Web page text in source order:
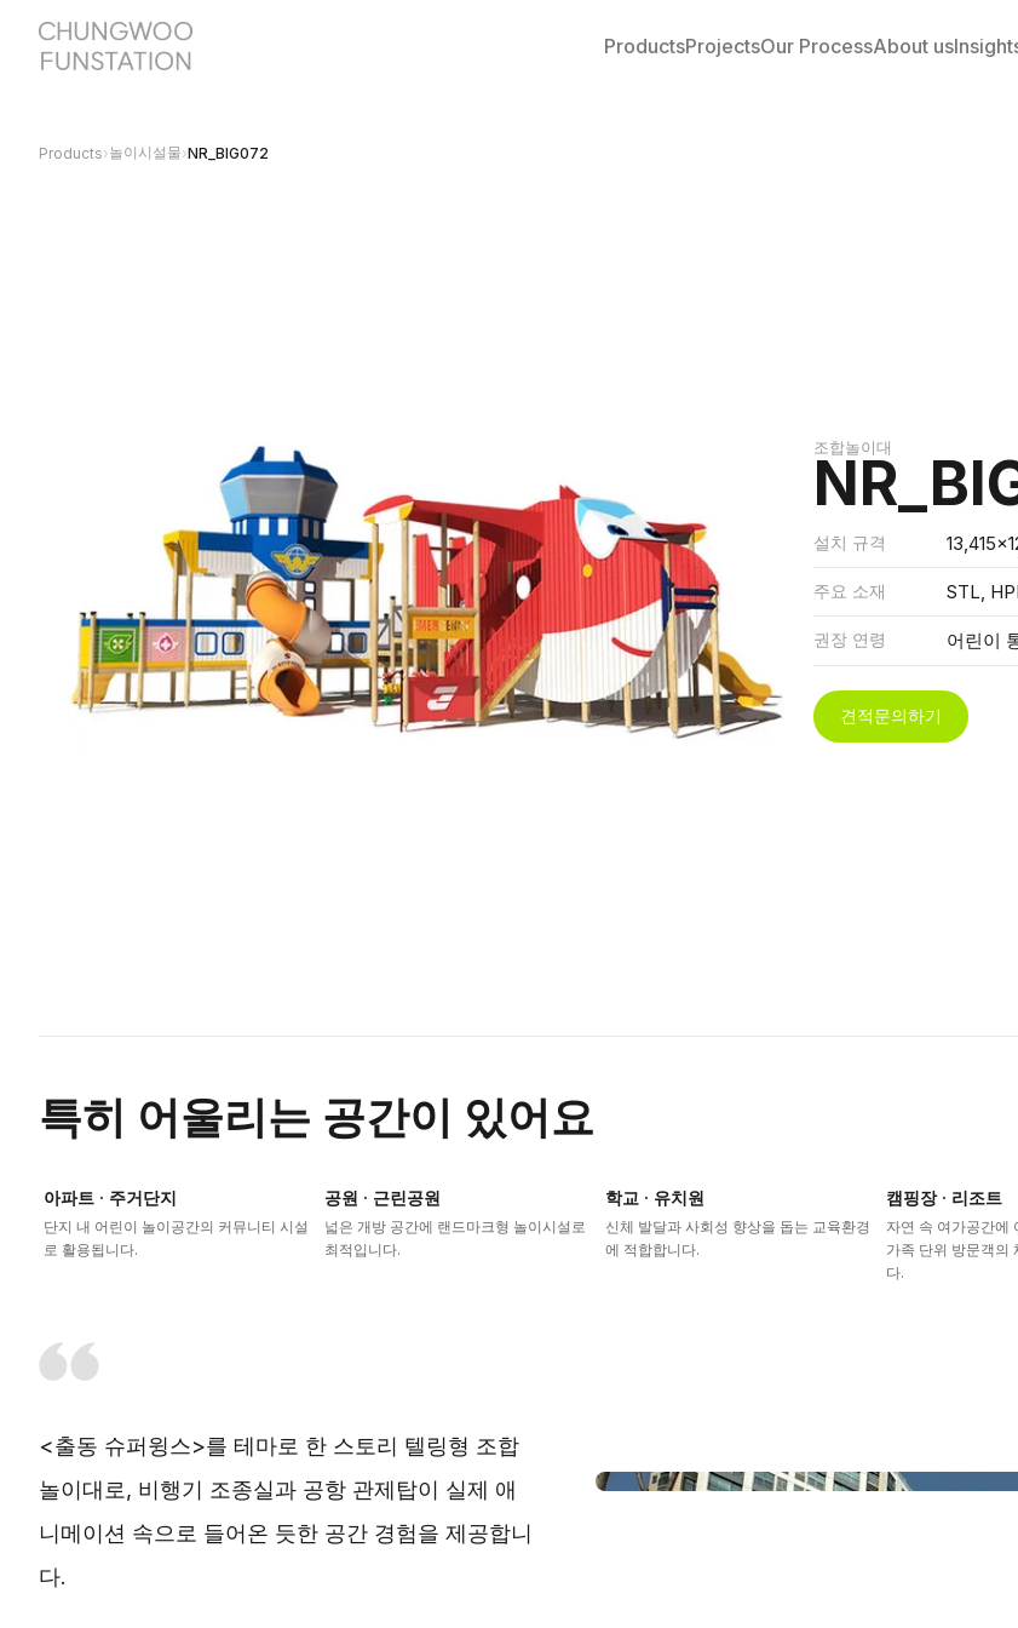
ProductsProjectsOur ProcessAbout us
Products›놀이시설물›NR_BIG072
조합놀이대
설치 규격
주요 소재 STL,
권장 연령 어린이
견적문의하기
특히 어울리는 공간이 있어요
아파트 · 주거단지
단지 내 어린이 놀이공간의 커뮤니티 시설
로 활용됩니다.
공원 · 근린공원
넓은 개방 공간에 랜드마크형 놀이시설로
최적입니다.
학교 · 유치원
신체 발달과 사회성 향상을 돕는 교육환경
에 적합합니다.
캠핑장 · 리조트
자연 속 여가공간에
가족 단위 방문객의
다.
<출동 슈퍼윙스>를 테마로 한 스토리 텔링형 조합
놀이대로, 비행기 조종실과 공항 관제탑이 실제 애
니메이션 속으로 들어온 듯한 공간 경험을 제공합니
다.